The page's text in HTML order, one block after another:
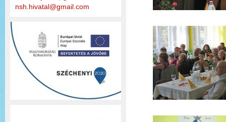
nsh.hivatal@gmail.com